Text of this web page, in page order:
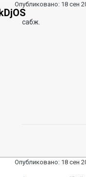
Опубликовано: 18 сен
сабж.
Опубликовано: 18 сен